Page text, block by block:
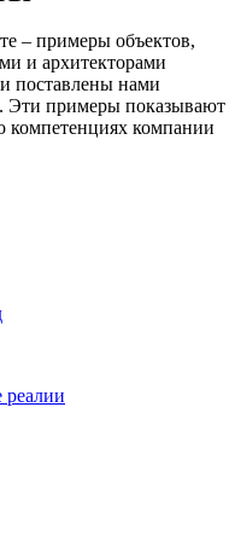
– примеры объектов,
и архитекторами
поставлены нами
Эти примеры показывают
компетенциях компании